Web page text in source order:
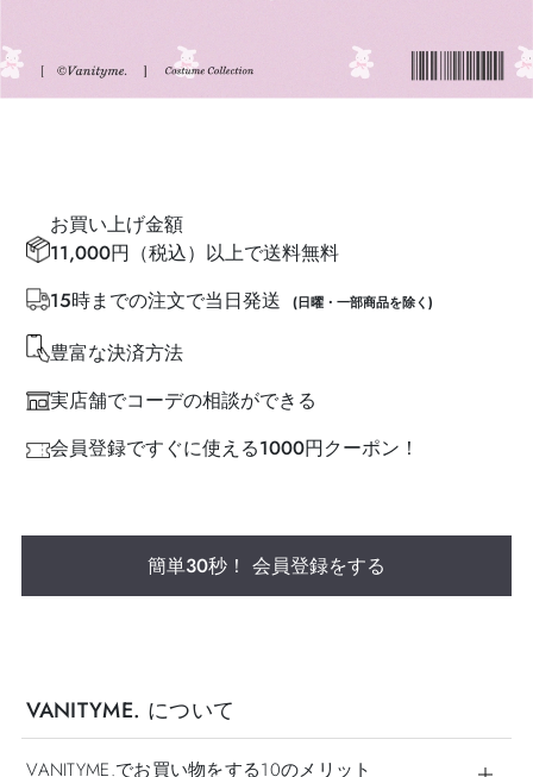
お買い上げ金額
11,000円（税込）以上で送料無料
15時までの注文で当日発送
(日曜・一部商品を除く)
豊富な決済方法
実店舗でコーデの相談ができる
会員登録ですぐに使える1000円クーポン！
簡単30秒！ 会員登録をする
VANITYME. について
VANITYME.でお買い物をする10のメリット